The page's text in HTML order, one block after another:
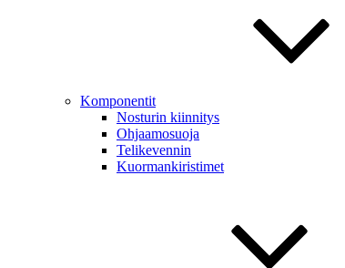
Komponentit
Nosturin kiinnitys
Ohjaamosuoja
Telikevennin
Kuormankiristimet